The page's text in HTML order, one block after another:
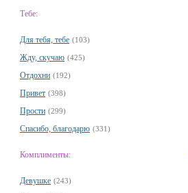
Тебе:
Для тебя, тебе (103)
Жду, скучаю (425)
Отдохни (192)
Привет (398)
Прости (299)
Спасибо, благодарю (331)
Комплименты:
Девушке (243)